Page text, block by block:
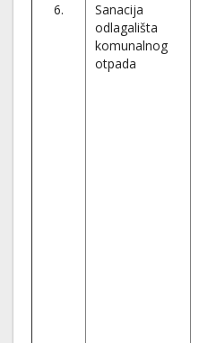
6.
Sanacija
odlagališta
komunalnog
otpada